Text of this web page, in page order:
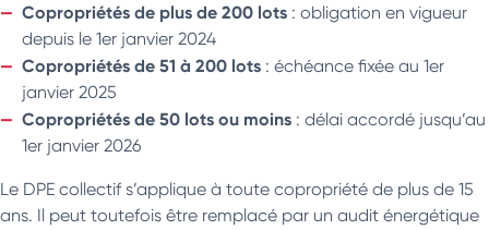
Copropriétés de plus de 200 lots : obligation en vigueur
depuis le 1er janvier 2024
Copropriétés de 51 à 200 lots : échéance fixée au 1er
janvier 2025
Copropriétés de 50 lots ou moins : délai accordé jusqu’au
1er janvier 2026
Le DPE collectif s’applique à toute copropriété de plus de 15
ans. Il peut toutefois être remplacé par un audit énergétique